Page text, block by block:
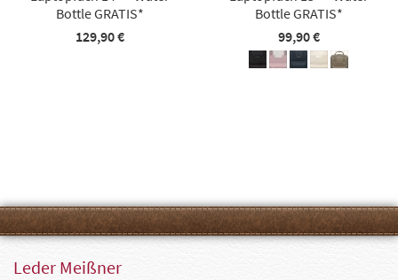
Bottle GRATIS*
129,90 €
Bottle GRATIS*
99,90 €
Leder Meißner